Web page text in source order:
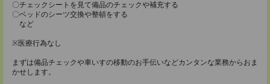
〇チェックシートを見て備品のチェックや補充する
〇ベッドのシーツ交換や整頓をする
など
※医療行為なし
まずは備品チェックや車いすの移動のお手伝いなどカンタンな業務からおま
かせします。